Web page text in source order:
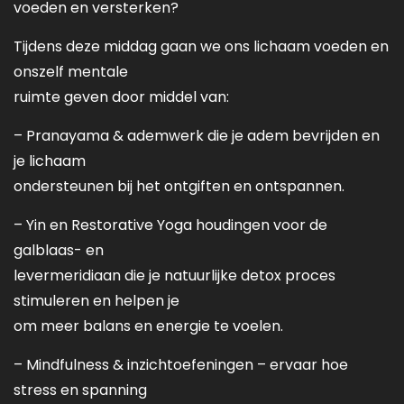
voeden en versterken?
Tijdens deze middag gaan we ons lichaam voeden en
onszelf mentale
ruimte geven door middel van:
– Pranayama & ademwerk die je adem bevrijden en
je lichaam
ondersteunen bij het ontgiften en ontspannen.
– Yin en Restorative Yoga houdingen voor de
galblaas- en
levermeridiaan die je natuurlijke detox proces
stimuleren en helpen je
om meer balans en energie te voelen.
– Mindfulness & inzichtoefeningen – ervaar hoe
stress en spanning